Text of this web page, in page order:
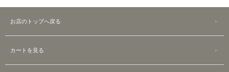
お店のトップへ戻る
カートを見る